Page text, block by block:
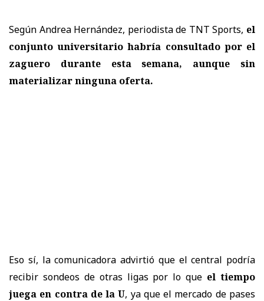
Según Andrea Hernández, periodista de TNT Sports, el
conjunto universitario habría consultado por el
zaguero
durante esta semana, aunque sin
materializar ninguna oferta.
Eso sí, la comunicadora advirtió que el central podría
recibir sondeos de otras ligas por lo que el tiempo
juega en contra de la U, ya que el mercado de pases